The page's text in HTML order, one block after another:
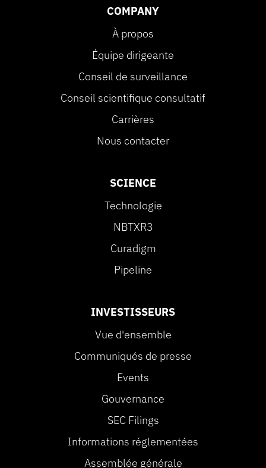
COMPANY
À propos
Équipe dirigeante
Conseil de surveillance
Conseil scientifique consultatif
Carrières
Nous contacter
SCIENCE
Technologie
NBTXR3
Curadigm
Pipeline
INVESTISSEURS
Vue d'ensemble
Communiqués de presse
Events
Gouvernance
SEC Filings
Informations réglementées
Assemblée générale